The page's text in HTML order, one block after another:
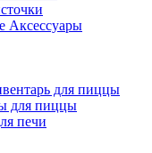
Аксессуары
для пиццы
для пиццы
печи